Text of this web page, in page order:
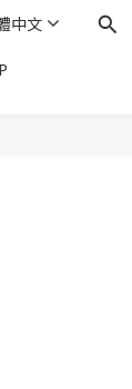
中文